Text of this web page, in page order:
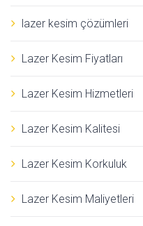
lazer kesim çözümleri
Lazer Kesim Fiyatları
Lazer Kesim Hizmetleri
Lazer Kesim Kalitesi
Lazer Kesim Korkuluk
Lazer Kesim Maliyetleri